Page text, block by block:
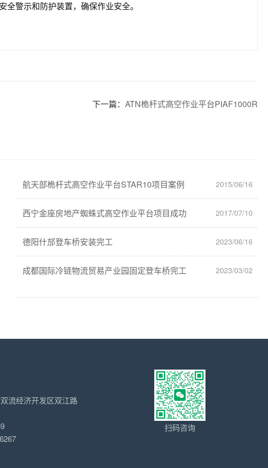
全警示和防护装置，确保作业安全。
下一篇： ATN桅杆式高空作业平台PIAF1000R
航天部桅杆式高空作业平台STAR10项目案例 2015/06/16
西宁金座房地产蜘蛛式高空作业平台项目成功 2017/07/10
德阳什邡登车桥安装完工 2023/06/16
成都国际冷链物流贸易产业园固定登车桥完工 2023/03/02
流经济开发区双江路
扫码咨询